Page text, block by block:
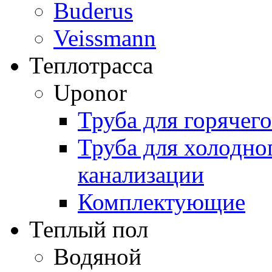
Buderus
Veissmann
Теплотрасса
Uponor
Труба для
Труба для
канализации
Комплектующие
Теплый пол
Водяной